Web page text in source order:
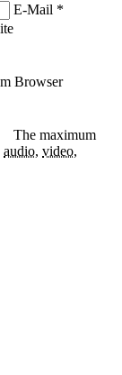
E-Mail *
Browser
The maximum
audio, video,